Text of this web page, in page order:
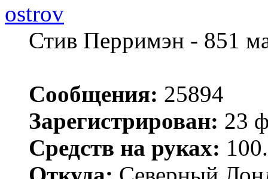
ostrov
Стив Перримэн - 851
Сообщения: 25894
Зарегистрирован: 23
Средств на руках: